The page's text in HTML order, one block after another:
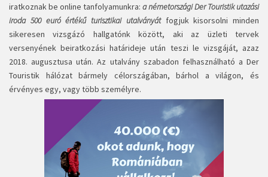
iratkoznak be online tanfolyamunkra: a németországi Der Touristik utazási
iroda 500 euró értékű turisztikai utalványátfogjuk kisorsolni minden
sikeresen vizsgázó hallgatónk között, aki az üzleti tervek
versenyének beiratkozási határideje után teszi le vizsgáját, azaz
2018. augusztusa után. Az utalvány szabadon felhasználható a Der
Touristik hálózat bármely célországában, bárhol a világon, és
érvényes egy, vagy több személyre.